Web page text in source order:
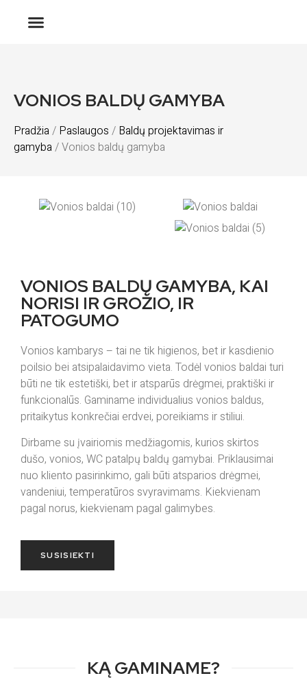
VONIOS BALDŲ GAMYBA
Pradžia/ Paslaugos / Baldų projektavimas ir
gamyba/ Vonios baldų gamyba
VONIOS BALDŲ GAMYBA, KAI
NORISI IR GROŽIO, IR
PATOGUMO
Vonios kambarys – tai ne tik higienos, bet ir kasdienio
poilsio bei atsipalaidavimo vieta. Todėl vonios baldai turi
būti ne tik estetiški, bet ir atsparūs drėgmei, praktiški ir
funkcionalūs. Gaminame individualius vonios baldus,
pritaikytus konkrečiai erdvei, poreikiams ir stiliui.
Dirbame su įvairiomis medžiagomis, kurios skirtos
dušo, vonios, WC patalpų baldų gamybai. Priklausimai
nuo kliento pasirinkimo, gali būti atsparios drėgmei,
vandeniui, temperatūros svyravimams. Kiekvienam
pagal norus, kiekvienam pagal galimybes.
SUSISIEKTI
KĄ GAMINAME?